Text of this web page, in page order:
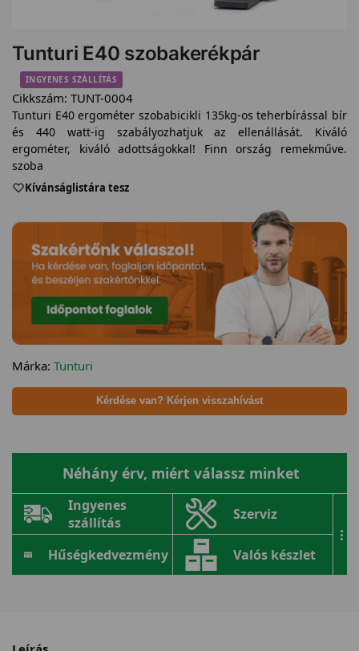
Tunturi E40 szobakerékpár
INGYENES SZÁLLÍTÁS
Cikkszám: TUNT-0004
Tunturi E40 ergométer szobabicikli 135kg-os teherbírással bír
és 440 watt-ig szabályozhatjuk az ellenállását. Kiváló
ergométer, kiváló adottságokkal! Finn ország remekműve.
szoba
Kívánságlistára tesz
Márka: Tunturi
Kérdése van? Kérjen visszahívást
Néhány érv, miért válassz minket
Ingyenes
szállítás
Szerviz
Hűségkedvezmény Valós készlet
...